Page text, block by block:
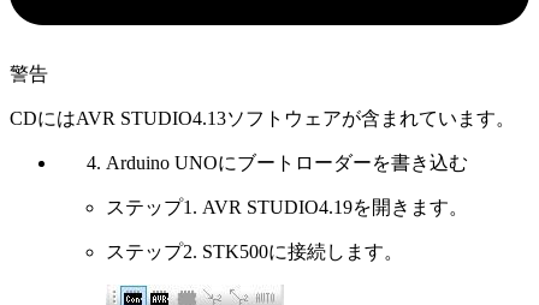
警告
CDにはAVR STUDIO4.13ソフトウェアが含まれています。
Arduino UNOにブートローダーを書き込む
ステップ1. AVR STUDIO4.19を開きます。
ステップ2. STK500に接続します。